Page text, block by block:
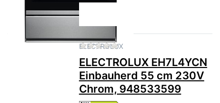
ELECTROLUXZu diesem Produkt liegen
ELECTROLUX EH7L4YCN
Einbauherd 55 cm 230V
Chrom, 948533599